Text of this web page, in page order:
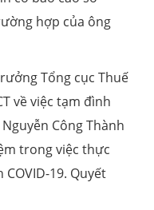
hợp của ông
Tổng cục Thuế
về việc tạm đình
Công Thành
trong việc thực
19. Quyết